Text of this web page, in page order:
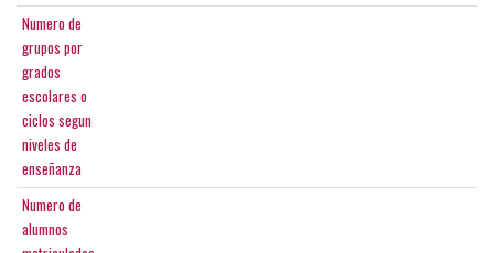
Numero de
grupos por
grados
escolares o
ciclos segun
niveles de
enseñanza
Numero de
alumnos